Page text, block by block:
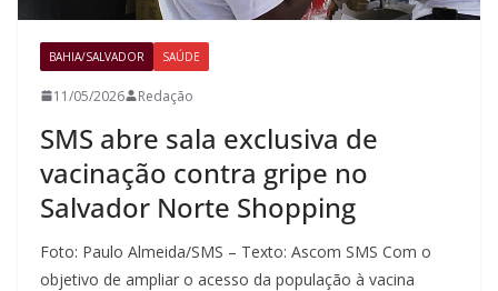
BAHIA/SALVADOR SAÚDE
11/05/2026 Redação
SMS abre sala exclusiva de
vacinação contra gripe no
Salvador Norte Shopping
Foto: Paulo Almeida/SMS – Texto: Ascom SMS Com o
objetivo de ampliar o acesso da população à vacina